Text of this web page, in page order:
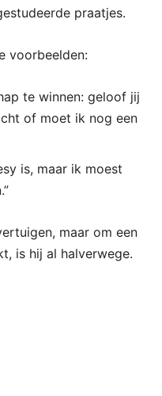
praatjes.
voorbeelden:
te winnen: geloof jij
of moet ik nog een
is, maar ik moest
maar om een
is hij al halverwege.